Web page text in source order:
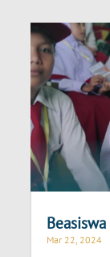
Mar 22, 2024